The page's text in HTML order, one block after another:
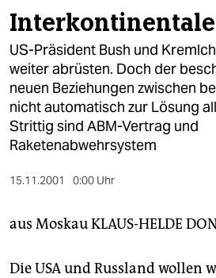
themen
politik
öko
gesellschaft
kultur
sport
berlin
nord
US-Präsident Bush und
weiter abrüsten. Doch der
neuen Beziehungen zwischen
nicht automatisch zur Lösung
Strittig sind ABM-Vertrag und
Raketenabwehrsystem
15.11.2001 0:00 Uhr
aus MoskauKLAUS-HELDE
Die USA und Russland wollen